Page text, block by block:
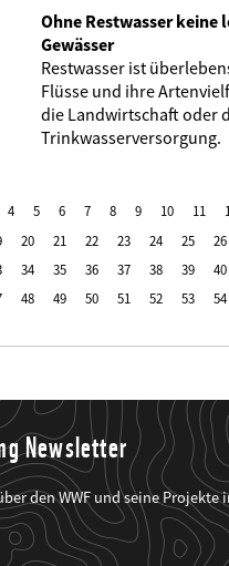
Ohne Restwasser keine
Gewässer
Restwasser ist
Flüsse und ihre
die Landwirtschaft oder
Trinkwasserversorgung.
4 5 6 7 8 9 10 11
20 21 22 23 24 25 26
34 35 36 37 38 39 40
48 49 50 51 52 53 54
Newsletter
den WWF und seine Projekte